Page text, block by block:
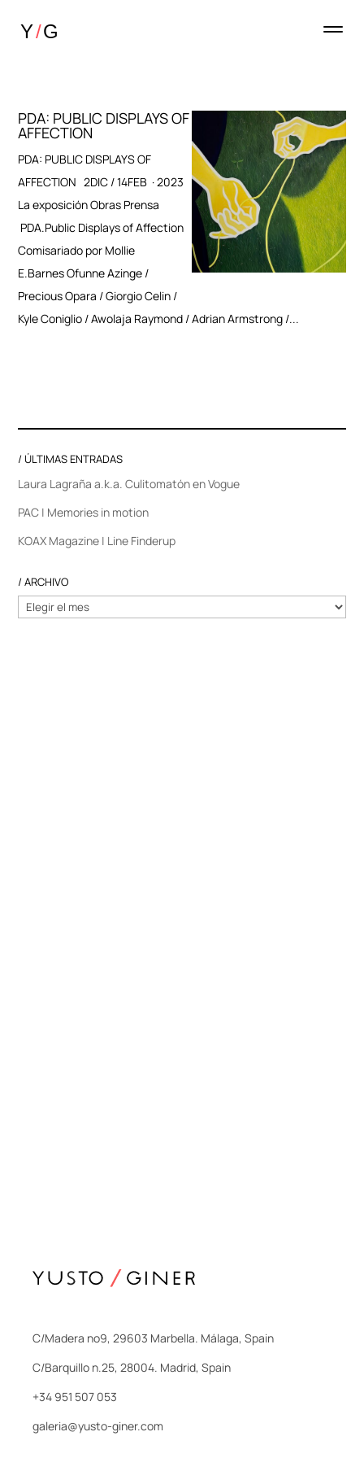
PDA: PUBLIC DISPLAYS OF
AFFECTION
PDA: PUBLIC DISPLAYS OF
AFFECTION 2DIC / 14FEB · 2023
La exposición Obras Prensa
PDA.Public Displays of Affection
Comisariado por Mollie
E.Barnes Ofunne Azinge /
Precious Opara / Giorgio Celin /
Kyle Coniglio / Awolaja Raymond / Adrian Armstrong /...
/ ÚLTIMAS ENTRADAS
Laura Lagraña a.k.a. Culitomatón en Vogue
PAC | Memories in motion
KOAX Magazine | Line Finderup
/ ARCHIVO
C/Madera nº9, 29603 Marbella. Málaga, Spain
C/Barquillo n.25, 28004. Madrid, Spain
+34 951 507 053
galeria@yusto-giner.com